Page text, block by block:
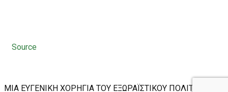
Source
ΜΙΑ ΕΥΓΕΝΙΚΗ ΧΟΡΗΓΙΑ ΤΟΥ ΕΞΩΡΑΪΣΤΙΚΟΥ ΠΟΛΙΤΙΣΤΙΚΟΥ